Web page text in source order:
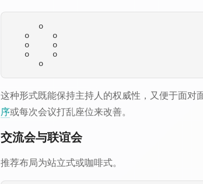
      o
   o     o
   o     o
   o     o
这种形式既能保持主持人的权威性，又便于面对
序或每次会议打乱座位来改善。
交流会与联谊会
推荐布局为站立式或咖啡式。